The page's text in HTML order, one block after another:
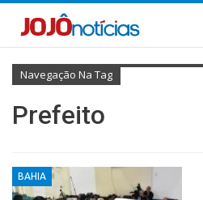
Navegação Na Tag
Prefeito
BAHIA